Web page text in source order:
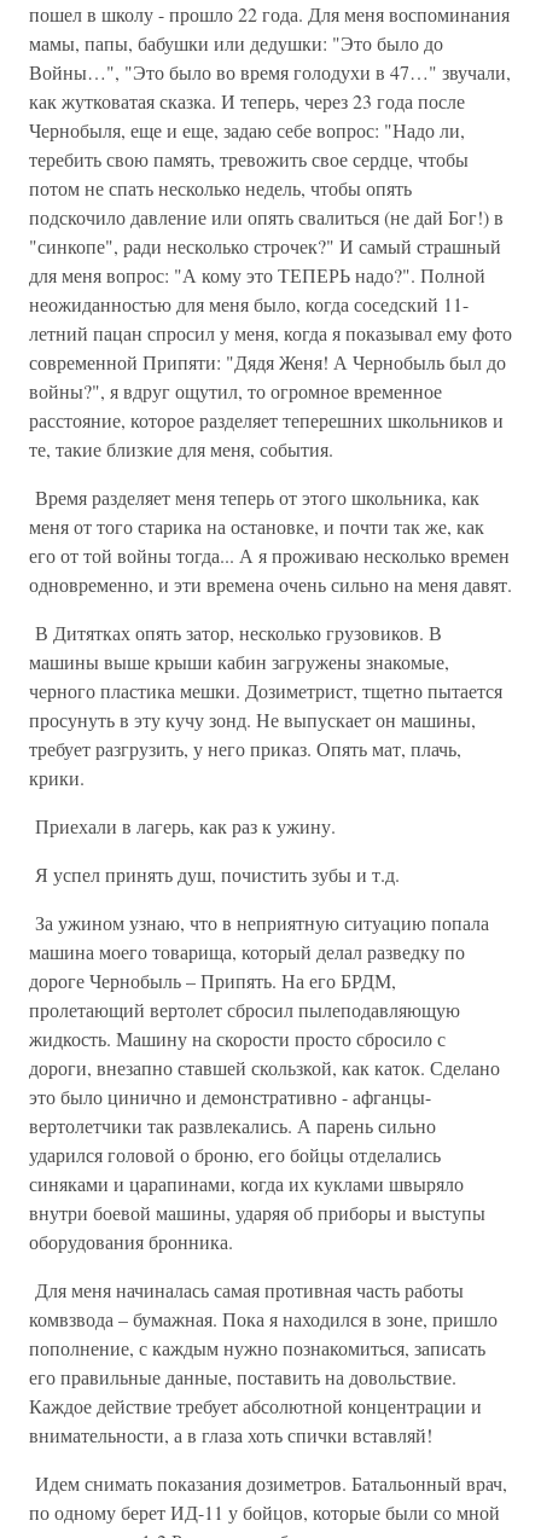
пошел в школу - прошло 22 года. Для меня воспоминания
мамы, папы, бабушки или дедушки: "Это было до
Войны…", "Это было во время голодухи в 47…" звучали,
как жутковатая сказка. И теперь, через 23 года после
Чернобыля, еще и еще, задаю себе вопрос: "Надо ли,
теребить свою память, тревожить свое сердце, чтобы
потом не спать несколько недель, чтобы опять
подскочило давление или опять свалиться (не дай Бог!) в
"синкопе", ради несколько строчек?" И самый страшный
для меня вопрос: "А кому это ТЕПЕРЬ надо?". Полной
неожиданностью для меня было, когда соседский 11-
летний пацан спросил у меня, когда я показывал ему фото
современной Припяти: "Дядя Женя! А Чернобыль был до
войны?", я вдруг ощутил, то огромное временное
расстояние, которое разделяет теперешних школьников и
те, такие близкие для меня, события.
Время разделяет меня теперь от этого школьника, как
меня от того старика на остановке, и почти так же, как
его от той войны тогда... А я проживаю несколько времен
одновременно, и эти времена очень сильно на меня давят.
В Дитятках опять затор, несколько грузовиков. В
машины выше крыши кабин загружены знакомые,
черного пластика мешки. Дозиметрист, тщетно пытается
просунуть в эту кучу зонд. Не выпускает он машины,
требует разгрузить, у него приказ. Опять мат, плачь,
крики.
Приехали в лагерь, как раз к ужину.
Я успел принять душ, почистить зубы и т.д.
За ужином узнаю, что в неприятную ситуацию попала
машина моего товарища, который делал разведку по
дороге Чернобыль – Припять. На его БРДМ,
пролетающий вертолет сбросил пылеподавляющую
жидкость. Машину на скорости просто сбросило с
дороги, внезапно ставшей скользкой, как каток. Сделано
это было цинично и демонстративно - афганцы-
вертолетчики так развлекались. А парень сильно
ударился головой о броню, его бойцы отделались
синяками и царапинами, когда их куклами швыряло
внутри боевой машины, ударяя об приборы и выступы
оборудования бронника.
Для меня начиналась самая противная часть работы
комвзвода – бумажная. Пока я находился в зоне, пришло
пополнение, с каждым нужно познакомиться, записать
его правильные данные, поставить на довольствие.
Каждое действие требует абсолютной концентрации и
внимательности, а в глаза хоть спички вставляй!
Идем снимать показания дозиметров. Батальонный врач,
по одному берет ИД-11 у бойцов, которые были со мной